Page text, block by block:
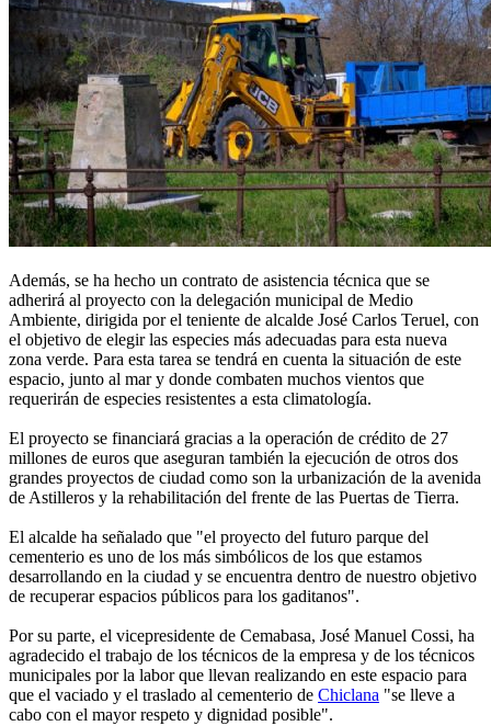
Además, se ha hecho un contrato de asistencia técnica que se
adherirá al proyecto con la delegación municipal de Medio
Ambiente, dirigida por el teniente de alcalde José Carlos Teruel, con
el objetivo de elegir las especies más adecuadas para esta nueva
zona verde. Para esta tarea se tendrá en cuenta la situación de este
espacio, junto al mar y donde combaten muchos vientos que
requerirán de especies resistentes a esta climatología.
El proyecto se financiará gracias a la operación de crédito de 27
millones de euros que aseguran también la ejecución de otros dos
grandes proyectos de ciudad como son la urbanización de la avenida
de Astilleros y la rehabilitación del frente de las Puertas de Tierra.
El alcalde ha señalado que "el proyecto del futuro parque del
cementerio es uno de los más simbólicos de los que estamos
desarrollando en la ciudad y se encuentra dentro de nuestro objetivo
de recuperar espacios públicos para los gaditanos".
Por su parte, el vicepresidente de Cemabasa, José Manuel Cossi, ha
agradecido el trabajo de los técnicos de la empresa y de los técnicos
municipales por la labor que llevan realizando en este espacio para
que el vaciado y el traslado al cementerio de Chiclana "se lleve a
cabo con el mayor respeto y dignidad posible".